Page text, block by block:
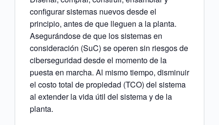
configurar sistemas nuevos desde el
principio, antes de que lleguen a la planta.
Asegurándose de que los sistemas en
consideración (SuC) se operen sin riesgos de
ciberseguridad desde el momento de la
puesta en marcha. Al mismo tiempo, disminuir
el costo total de propiedad (TCO) del sistema
al extender la vida útil del sistema y de la
planta.